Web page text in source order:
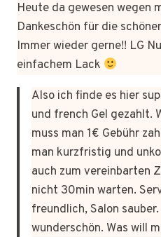
Heute da gewesen wegen
Dankeschön für die
Immer wieder gerne!! LG
einfachem Lack
Also ich finde es hier
und french Gel gezahlt.
muss man 1€ Gebühr
man kurzfristig und
auch zum vereinbarten
nicht 30min warten.
freundlich, Salon
wunderschön. Was will